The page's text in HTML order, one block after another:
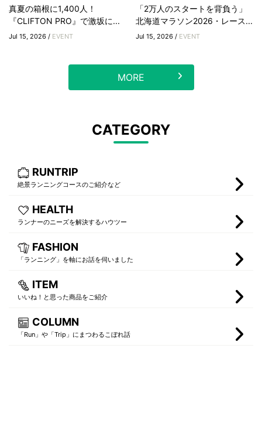
真夏の箱根に1,400人！
『CLIFTON PRO』で激坂に...
Jul 15, 2026 / EVENT
「2万人のスタートを背負う」
北海道マラソン2026・レース...
Jul 15, 2026 / EVENT
MORE
CATEGORY
RUNTRIP
絶景ランニングコースのご紹介など
HEALTH
ランナーのニーズを解決するハウツー
FASHION
「ランニング」を軸にお話を伺いました
ITEM
いいね！と思った商品をご紹介
COLUMN
「Run」や「Trip」にまつわるこぼれ話